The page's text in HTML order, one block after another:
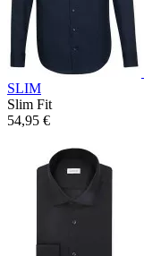
SLIM
Slim Fit
54,95 €